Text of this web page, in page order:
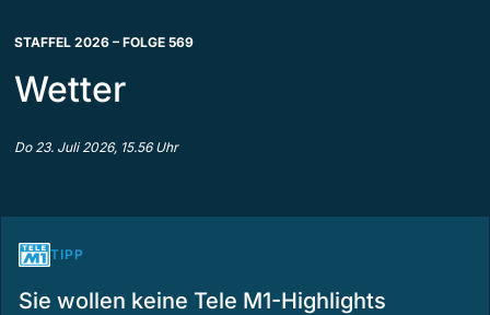
STAFFEL 2026 – FOLGE 569
Wetter
Do 23. Juli 2026, 15.56 Uhr
TIPP
Sie wollen keine Tele M1-Highlights